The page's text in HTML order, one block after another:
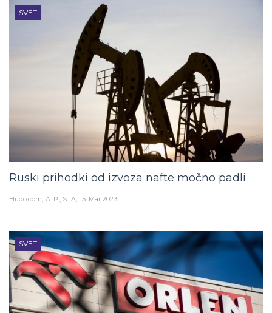
SVET
Ruski prihodki od izvoza nafte močno padli
Hudo.com A. P., STA 15. Mar 2023
SVET